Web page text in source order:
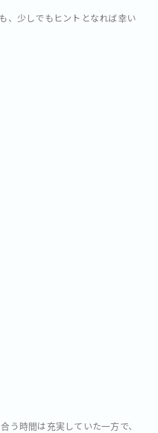
、少しでもヒントとなれば幸い
時間は充実していた一方で、